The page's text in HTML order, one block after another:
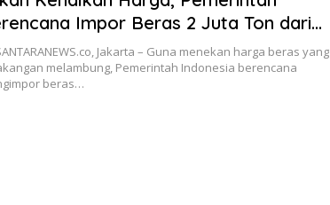
Impor Beras 2 Juta Ton dari
Jakarta – Guna menekan harga beras yang
melambung, Pemerintah Indonesia berencana
beras…